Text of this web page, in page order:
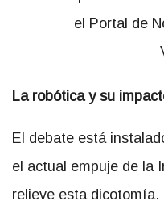
La robótica y su
El debate está
el actual empuje de la
relieve esta